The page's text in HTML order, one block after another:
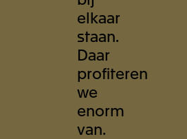
elkaar
staan.
Daar
profiteren
we
enorm
van.